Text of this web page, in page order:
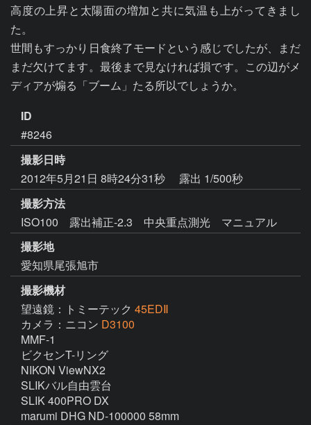
高度の上昇と太陽面の増加と共に気温も上がってきまし
た。
世間もすっかり日食終了モードという感じでしたが、まだ
まだ欠けてます。最後まで見なければ損です。この辺がメ
ディアが煽る「ブーム」たる所以でしょうか。
ID
#8246
撮影日時
2012年5月21日 8時24分31秒
露出 1/500秒
撮影方法
ISO100 露出補正-2.3 中央重点測光 マニュアル
撮影地
愛知県尾張旭市
撮影機材
望遠鏡：トミーテック 45EDⅡ
カメラ：ニコン D3100
MMF-1
ビクセンT-リング
NIKON ViewNX2
SLIKバル自由雲台
SLIK 400PRO DX
marumi DHG ND-100000 58mm